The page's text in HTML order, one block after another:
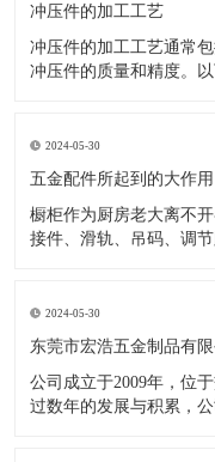
冲压件的加工工艺
冲压件的加工工艺通常
冲压件的质量和精度。以下
开料与落料：在图纸上
材。然
2024-05-30
五金配件所起到的大作用
橱柜作为厨房老大离不
接件、滑轨、吊码、调
调节脚，橱柜就像得了“
柜五金件好
2024-05-30
东莞市宏浩五金制品有限
公司成立于2009年，位
过数年的发展与积累，